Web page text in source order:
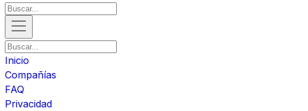
Inicio
Compañías
FAQ
Privacidad